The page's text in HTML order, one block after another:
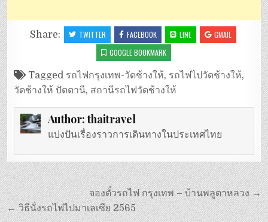
Share: TWITTER FACEBOOK LINE
GMAIL
GOOGLE BOOKMARK
Tagged รถไฟกรุงเทพ-วัดช้างให้, รถไฟไปวัดช้างให้,
วัดช้างให้ ปัตตานี, สถานีรถไฟวัดช้างให้
Author:thaitravel
แบ่งปันเรื่องราวการเดินทางในประเทศไทย
แนะแนว
เรื่อง
จองตั๋วรถไฟ กรุงเทพ – บ้านพลูตาหลวง →
← วิธีนั่งรถไฟไปมาเลเซีย 2565